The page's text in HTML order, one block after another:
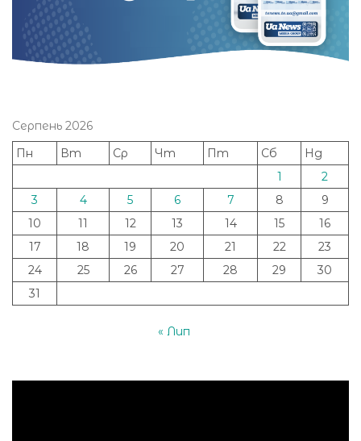
Серпень 2026
Пн
Вт Ср Чт Пт Сб
Нд
1
2
3
4 5 6 7 8
9
10
11 12 13 14 15
16
17
18 19 20 21 22
23
24
25 26 27 28 29
30
31
« Лип